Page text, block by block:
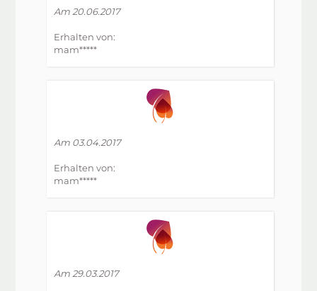
Am 20.06.2017
Erhalten von:
mam*****
Am 03.04.2017
Erhalten von:
mam*****
Am 29.03.2017